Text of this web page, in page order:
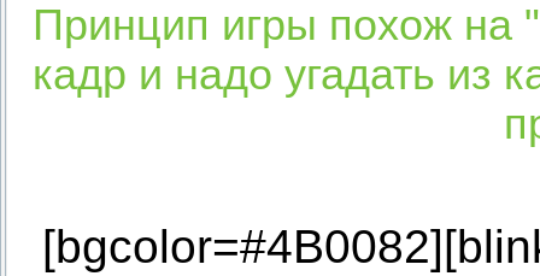
Принцип игры похож на
кадр и надо угадать из